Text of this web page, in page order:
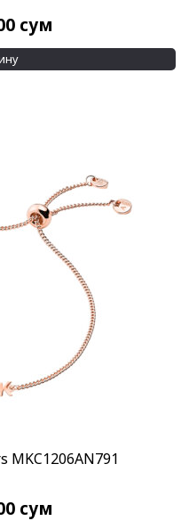
сум
MKC1206AN791
сум